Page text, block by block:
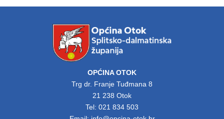
OPĆINA OTOK
Trg dr. Franje Tuđmana 8
21 238 Otok
Tel: 021 834 503